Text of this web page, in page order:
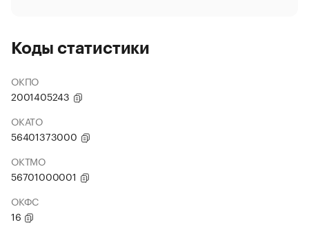
Коды статистики
ОКПО
2001405243
ОКАТО
56401373000
ОКТМО
56701000001
ОКФС
16